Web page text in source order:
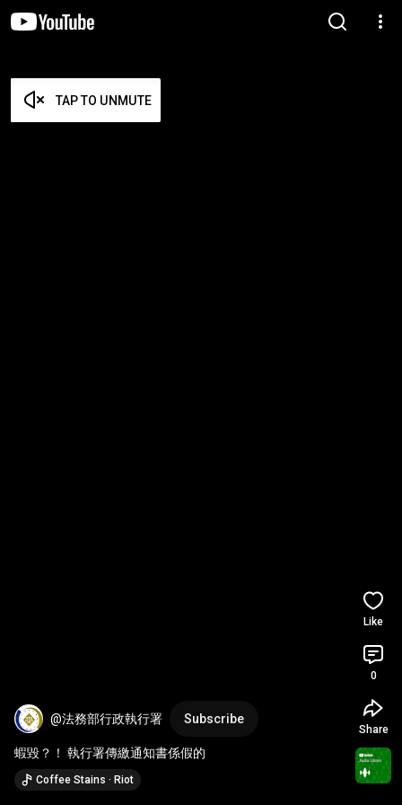
TAP TO UNMUTE
@法務部行政執行署 Subscribe
蝦毀？！ 執行署傳繳通知書係假的
Coffee Stains · Riot
Like
0
Share